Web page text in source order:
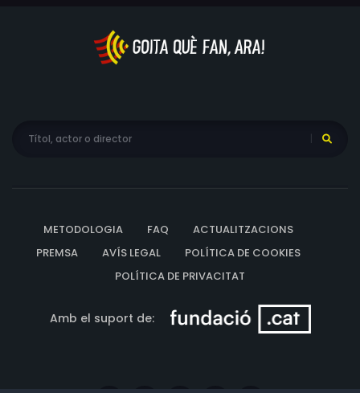
METODOLOGIA FAQ
ACTUALITZACIONS
PREMSA
AVÍS LEGAL
POLÍTICA DE COOKIES
POLÍTICA DE PRIVACITAT
Amb el suport de: